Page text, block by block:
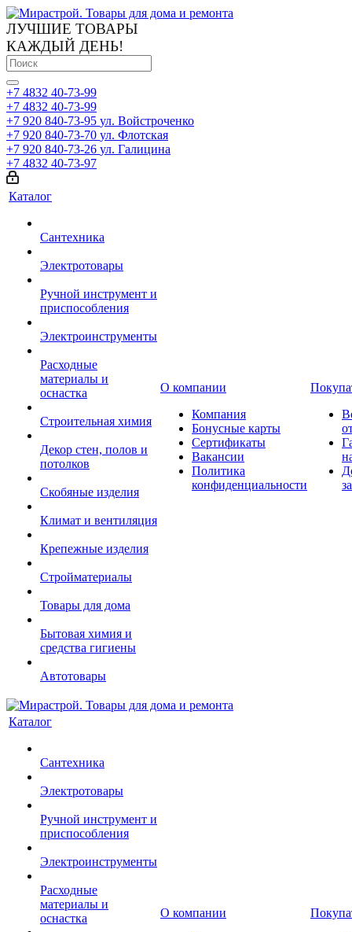
ЛУЧШИЕ ТОВАРЫ
КАЖДЫЙ ДЕНЬ!
+7 4832 40-73-99
+7 4832 40-73-99
+7 920 840-73-95 ул. Войстроченко
+7 920 840-73-70 ул. Флотская
+7 920 840-73-26 ул. Галицина
+7 4832 40-73-97
Каталог
Сантехника
Электротовары
Ручной инструмент и
приспособления
Электроинструменты
Расходные
материалы и
оснастка
Строительная химия
Декор стен, полов и
потолков
Скобяные изделия
Климат и вентиляция
Крепежные изделия
Стройматериалы
Товары для дома
Бытовая химия и
средства гигиены
Автотовары
О компании
Компания
Бонусные карты
Сертификаты
Вакансии
Политика
конфиденциальности
Каталог
Сантехника
Электротовары
Ручной инструмент и
приспособления
Электроинструменты
Расходные
материалы и
оснастка
О компании